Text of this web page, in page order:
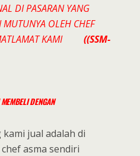
DI PASARAN YANG
OLEH CHEF
KAMI
((SSM-
DENGAN
jual adalah di
asma sendiri